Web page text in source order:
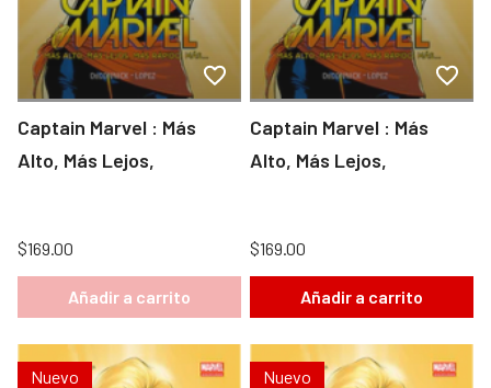
Captain Marvel : Más
Alto, Más Lejos,
$169.00
Añadir a carrito
Captain Marvel : Más
Alto, Más Lejos,
$169.00
Añadir a carrito
Nuevo Nuevo